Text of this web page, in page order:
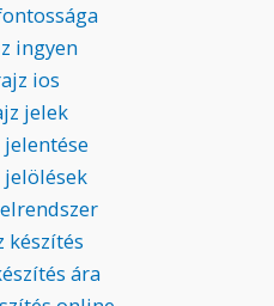
ingyen
ios
jelek
készítés
ára